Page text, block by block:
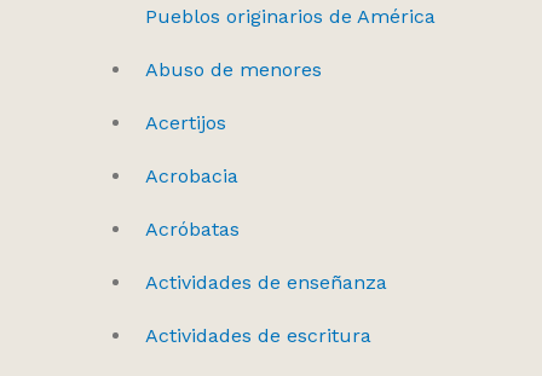
Pueblos originarios de América
Abuso de menores
Acertijos
Acrobacia
Acróbatas
Actividades de enseñanza
Actividades de escritura